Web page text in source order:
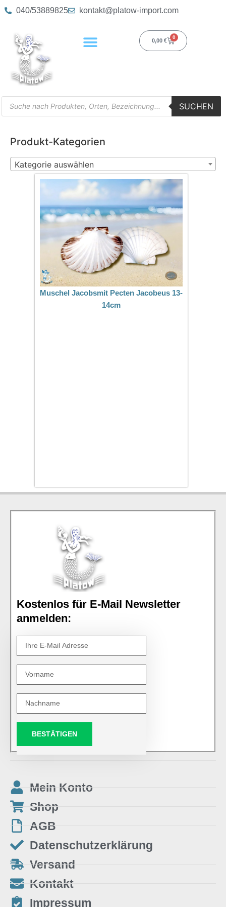
040/53889825 kontakt@platow-import.com
0,00 €
0
SUCHEN
Produkt-Kategorien
Kategorie auswählen
Muschel Jacobsmit Pecten Jacobeus 13-
14cm
Kostenlos für E-Mail Newsletter
anmelden:
BESTÄTIGEN
Mein Konto
Shop
AGB
Datenschutzerklärung
Versand
Kontakt
Impressum